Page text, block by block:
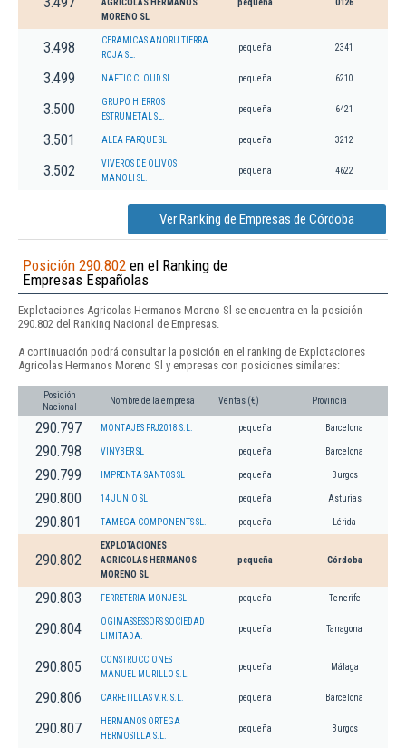
AGRICOLAS HERMANOS
MORENO SL
pequeña 0126
3.498
CERAMICAS ANORU TIERRA
ROJA SL.
pequeña 2341
3.499 NAFTIC CLOUD SL. pequeña 6210
3.500
GRUPO HIERROS
ESTRUMETAL SL.
pequeña 6421
3.501 ALEA PARQUE SL pequeña 3212
3.502
VIVEROS DE OLIVOS
MANOLI SL.
pequeña 4622
Ver Ranking de Empresas de Córdoba
Posición 290.802 en el Ranking de
Empresas Españolas
Explotaciones Agricolas Hermanos Moreno Sl se encuentra en la posición
290.802 del Ranking Nacional de Empresas.
A continuación podrá consultar la posición en el ranking de Explotaciones
Agricolas Hermanos Moreno Sl y empresas con posiciones similares:
Posición
Nacional
Nombre de la empresa Ventas (€) Provincia
290.797 MONTAJES FRJ2018 S.L. pequeña Barcelona
290.798 VINYBER SL pequeña Barcelona
290.799 IMPRENTA SANTOS SL pequeña Burgos
290.800 14 JUNIO SL pequeña Asturias
290.801 TAMEGA COMPONENTS SL. pequeña Lérida
290.802
EXPLOTACIONES
AGRICOLAS HERMANOS
MORENO SL
pequeña Córdoba
290.803 FERRETERIA MONJE SL pequeña Tenerife
290.804
OGIMASSESSORS SOCIEDAD
LIMITADA.
pequeña Tarragona
290.805
CONSTRUCCIONES
MANUEL MURILLO S.L.
pequeña Málaga
290.806 CARRETILLAS V.R. S.L. pequeña Barcelona
290.807
HERMANOS ORTEGA
HERMOSILLA S.L.
pequeña Burgos